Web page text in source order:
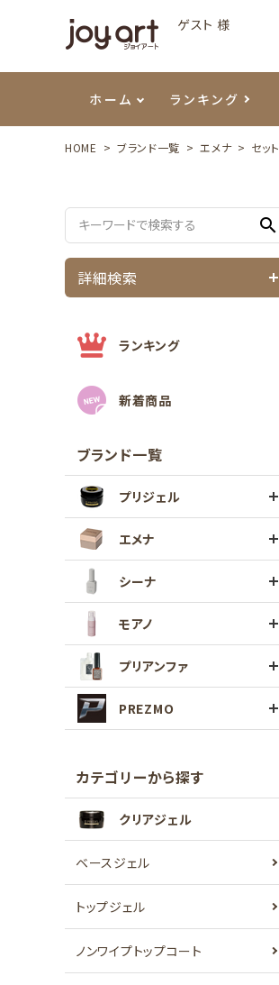
ゲスト 様
ホーム ランキング
モアノ
ウェービージェル
マグネティジェル
フラッシュジェル
ネイルケア用品
ネイルマシン
メタルパーツ
HOME ブランド一覧 エメナ セット
search
詳細検索
ランキング
新着商品
ブランド一覧
プリジェル
エメナ
シーナ
モアノ
プリアンファ
PREZMO
カテゴリーから探す
クリアジェル
ベースジェル
トップジェル
ノンワイプトップコート